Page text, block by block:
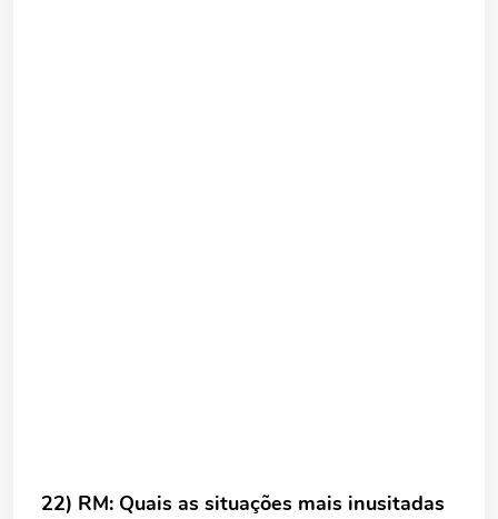
22) RM: Quais as situações mais inusitadas